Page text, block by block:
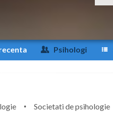
Psihologi
Societati de psihologie